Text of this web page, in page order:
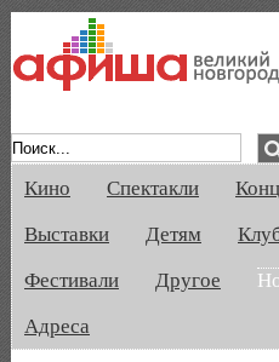
Кино Спектакли
Выставки
Детям
Фестивали
Другое
Адреса